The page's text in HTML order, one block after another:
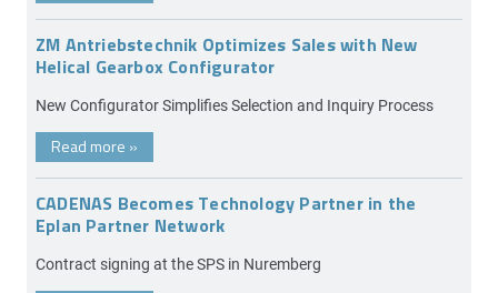
ZM Antriebstechnik Optimizes Sales with New
Helical Gearbox Configurator
New Configurator Simplifies Selection and Inquiry Process
Read more »
CADENAS Becomes Technology Partner in the
Eplan Partner Network
Contract signing at the SPS in Nuremberg